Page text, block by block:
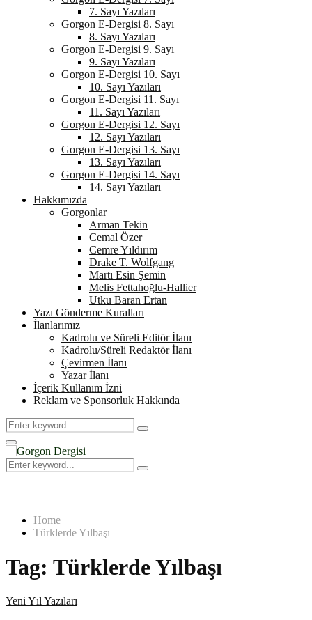
7. Sayı Yazıları
Gorgon E-Dergisi 8. Sayı
8. Sayı Yazıları
Gorgon E-Dergisi 9. Sayı
9. Sayı Yazıları
Gorgon E-Dergisi 10. Sayı
10. Sayı Yazıları
Gorgon E-Dergisi 11. Sayı
11. Sayı Yazıları
Gorgon E-Dergisi 12. Sayı
12. Sayı Yazıları
Gorgon E-Dergisi 13. Sayı
13. Sayı Yazıları
Gorgon E-Dergisi 14. Sayı
14. Sayı Yazıları
Hakkımızda
Gorgonlar
Arman Tekin
Cemal Özer
Cemre Yıldırım
Drake T. Wolfgang
Martı Esin Şemin
Melis Fettahoğlu-Hallier
Utku Baran Ertan
Yazı Gönderme Kuralları
İlanlarımız
Kadrolu ve Süreli Editör İlanı
Kadrolu/Süreli Redaktör İlanı
Çevirmen İlanı
Yazar İlanı
İçerik Kullanım İzni
Reklam ve Sponsorluk Hakkında
Search
for:
Search
Primary
Menu
Search
for:
Search
Home
Türklerde Yılbaşı
Tag: Türklerde Yılbaşı
Yeni Yıl Yazıları